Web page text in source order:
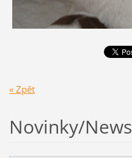
« Zpět
Novinky/News